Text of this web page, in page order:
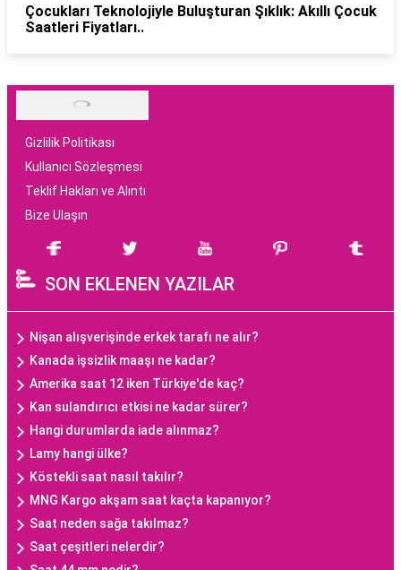
Çocukları Teknolojiyle Buluşturan Şıklık: Akıllı Çocuk
Saatleri Fiyatları..
Gizlilik Politikası
Kullanıcı Sözleşmesi
Teklif Hakları ve Alıntı
Bize Ulaşın
SON EKLENEN YAZILAR
Nişan alışverişinde erkek tarafı ne alır?
Kanada işsizlik maaşı ne kadar?
Amerika saat 12 iken Türkiye'de kaç?
Kan sulandırıcı etkisi ne kadar sürer?
Hangi durumlarda iade alınmaz?
Lamy hangi ülke?
Köstekli saat nasıl takılır?
MNG Kargo akşam saat kaçta kapanıyor?
Saat neden sağa takılmaz?
Saat çeşitleri nelerdir?